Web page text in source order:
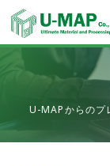
U-MAPからのプ